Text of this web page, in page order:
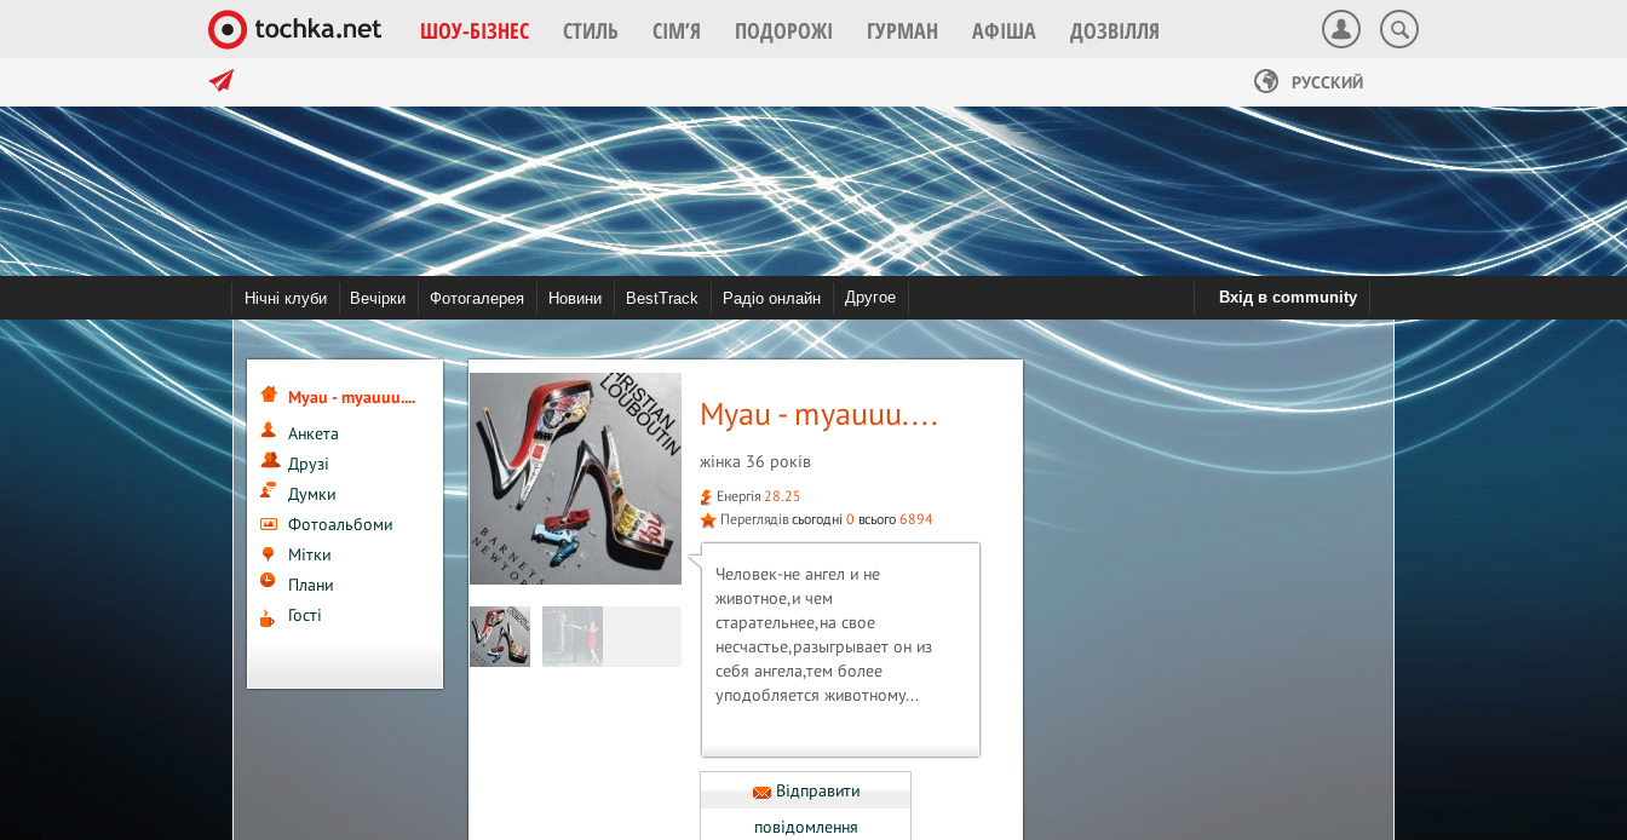
ШОУ-БІЗНЕС СТИЛЬ СІМ’Я ПОДОРОЖІ ГУРМАН АФІША ДОЗВІЛЛЯ
в тренді:
Помочь tochka.net Война в Украине 2022
РУССКИЙ
Нічні клуби Вечірки Фотогалерея Новини BestTrack Радіо онлайн Вхід в community
Другое
Відео Community Співробітництво
Myau - myauuu....
Анкета
Друзі
Думки
Фотоальбоми
Мітки
Плани
Гості
Myau - myauuu....
жінка 36 років
Енергія 28.25
Переглядівсьогодні 0 всього 6894
Человек-не ангел и не
животное,и чем
старательнее,на свое
несчастье,разыгрывает он из
себя ангела,тем более
уподобляется животному...
Відправити
повідомлення